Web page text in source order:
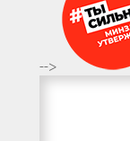
-->